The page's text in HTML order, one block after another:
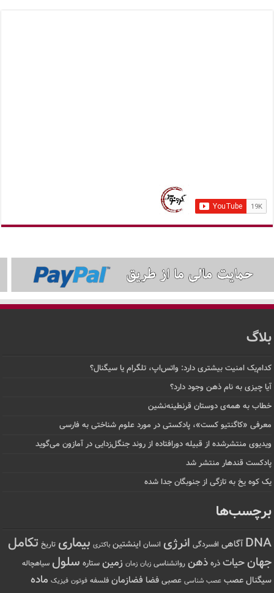
بلاگ
کدام‌یک امنیت بیشتری دارد: واتس‌اپ، تلگرام یا سیگنال؟
آیا چیزی به نام ذهن وجود دارد؟
خطاب به همه‌ی دوستان قرنطینه‌نشین
معرفی «کاگنتیو کست»، پادکستی در مورد علوم شناختی به فارسی
ویدیوی منتشرشده از قبیله دورافتاده‌ از روند جنگل‌زدایی در آمازون می‌گوید
پادکست قندهار منتشر شد
یک کوه یخ به تازگی از جنوبگان جدا شده
برچسب‌ها
DNA آگاهی افسردگی انرژی انسان اینشتین باکتری بیماری تاریخ تکامل
جهانحیات ذره ذهن روانشناسی زبان زمان زمین ستاره سلول سیاهچاله
سیگنال عصب عصب شناسی عصبی فضا فضازمان فلسفه فوتون فیزیک ماده